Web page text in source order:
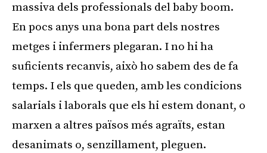
massiva dels professionals del baby boom.
En pocs anys una bona part dels nostres
metges i infermers plegaran. I no hi ha
suficients recanvis, això ho sabem des de fa
temps. I els que queden, amb les condicions
salarials i laborals que els hi estem donant, o
marxen a altres països més agraïts, estan
desanimats o, senzillament, pleguen.